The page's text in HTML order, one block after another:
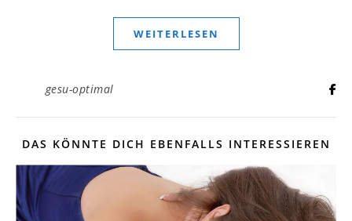
WEITERLESEN
gesu-optimal
DAS KÖNNTE DICH EBENFALLS INTERESSIEREN